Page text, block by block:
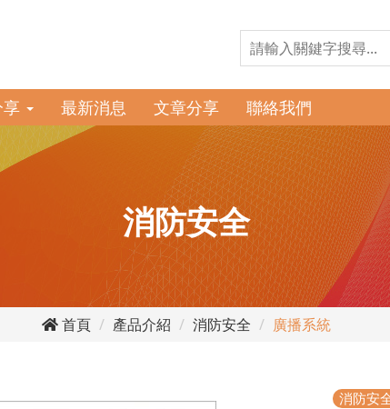
最新消息 文章分享 聯絡我們
消防安全
首頁 產品介紹 消防安全 廣播系統
消防安